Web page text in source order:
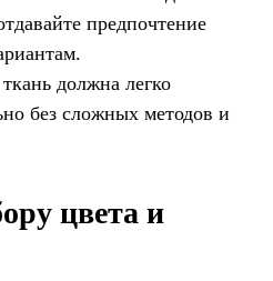
предпочтение
должна легко
без сложных методов и
цвета и